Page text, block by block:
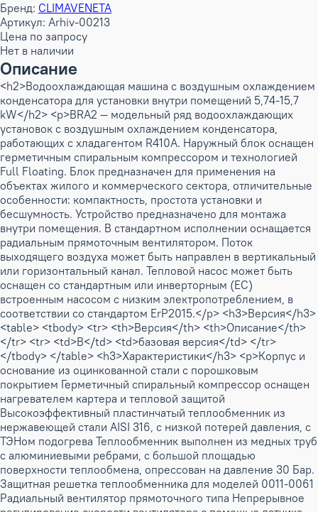
Бренд: CLIMAVENETA
Артикул: Arhiv-00213
Цена по запросу
Нет в наличии
Описание
<h2>Водоохлаждающая машина с воздушным охлаждением
конденсатора для установки внутри помещений 5,74-15,7
kW</h2> <p>BRA2 — модельный ряд водоохлаждающих
установок с воздушным охлаждением конденсатора,
работающих с хладагентом R410A. Наружный блок оснащен
герметичным спиральным компрессором и технологией
Full Floating. Блок предназначен для применения на
объектах жилого и коммерческого сектора, отличительные
особенности: компактность, простота установки и
бесшумность. Устройство предназначено для монтажа
внутри помещения. В стандартном исполнении оснащается
радиальным прямоточным вентилятором. Поток
выходящего воздуха может быть направлен в вертикальный
или горизонтальный канал. Тепловой насос может быть
оснащен со стандартным или инверторным (ЕС)
встроенным насосом с низким электропотреблением, в
соответствии со стандартом ErP2015.</p> <h3>Версия</h3>
<table> <tbody> <tr> <th>Версия</th> <th>Описание</th>
</tr> <tr> <td>B</td> <td>базовая версия</td> </tr>
</tbody> </table> <h3>Характеристики</h3> <p>Корпус и
основание из оцинкованной стали с порошковым
покрытием Герметичный спиральный компрессор оснащен
нагревателем картера и тепловой защитой
Высокоэффективный пластинчатый теплообменник из
нержавеющей стали AISI 316, с низкой потерей давления, с
ТЭНом подогрева Теплообменник выполнен из медных труб
с алюминиевыми ребрами, с большой площадью
поверхности теплообмена, опрессован на давление 30 Бар.
Защитная решетка теплообменника для моделей 0011-0061
Радиальный вентилятор прямоточного типа Непрерывное